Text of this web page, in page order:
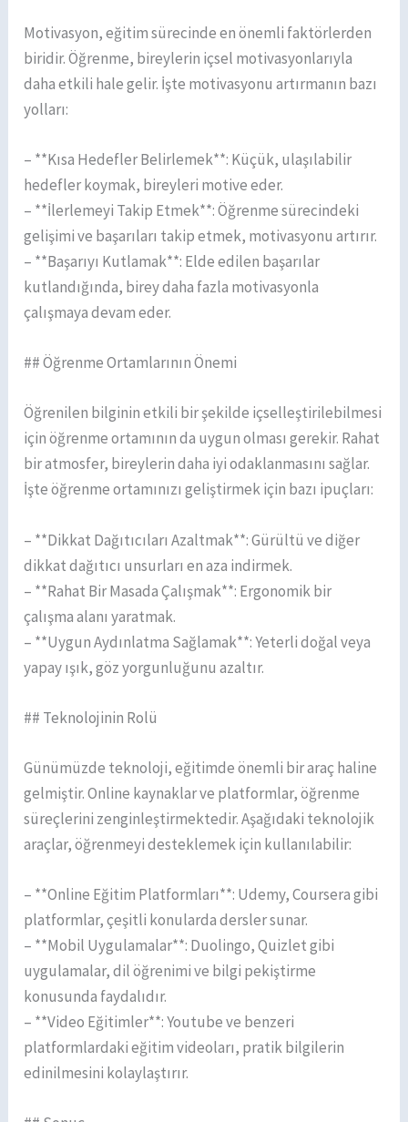
Motivasyon, eğitim sürecinde en önemli faktörlerden
biridir. Öğrenme, bireylerin içsel motivasyonlarıyla
daha etkili hale gelir. İşte motivasyonu artırmanın bazı
yolları:
– **Kısa Hedefler Belirlemek**: Küçük, ulaşılabilir
hedefler koymak, bireyleri motive eder.
– **İlerlemeyi Takip Etmek**: Öğrenme sürecindeki
gelişimi ve başarıları takip etmek, motivasyonu artırır.
– **Başarıyı Kutlamak**: Elde edilen başarılar
kutlandığında, birey daha fazla motivasyonla
çalışmaya devam eder.
## Öğrenme Ortamlarının Önemi
Öğrenilen bilginin etkili bir şekilde içselleştirilebilmesi
için öğrenme ortamının da uygun olması gerekir. Rahat
bir atmosfer, bireylerin daha iyi odaklanmasını sağlar.
İşte öğrenme ortamınızı geliştirmek için bazı ipuçları:
– **Dikkat Dağıtıcıları Azaltmak**: Gürültü ve diğer
dikkat dağıtıcı unsurları en aza indirmek.
– **Rahat Bir Masada Çalışmak**: Ergonomik bir
çalışma alanı yaratmak.
– **Uygun Aydınlatma Sağlamak**: Yeterli doğal veya
yapay ışık, göz yorgunluğunu azaltır.
## Teknolojinin Rolü
Günümüzde teknoloji, eğitimde önemli bir araç haline
gelmiştir. Online kaynaklar ve platformlar, öğrenme
süreçlerini zenginleştirmektedir. Aşağıdaki teknolojik
araçlar, öğrenmeyi desteklemek için kullanılabilir:
– **Online Eğitim Platformları**: Udemy, Coursera gibi
platformlar, çeşitli konularda dersler sunar.
– **Mobil Uygulamalar**: Duolingo, Quizlet gibi
uygulamalar, dil öğrenimi ve bilgi pekiştirme
konusunda faydalıdır.
– **Video Eğitimler**: Youtube ve benzeri
platformlardaki eğitim videoları, pratik bilgilerin
edinilmesini kolaylaştırır.